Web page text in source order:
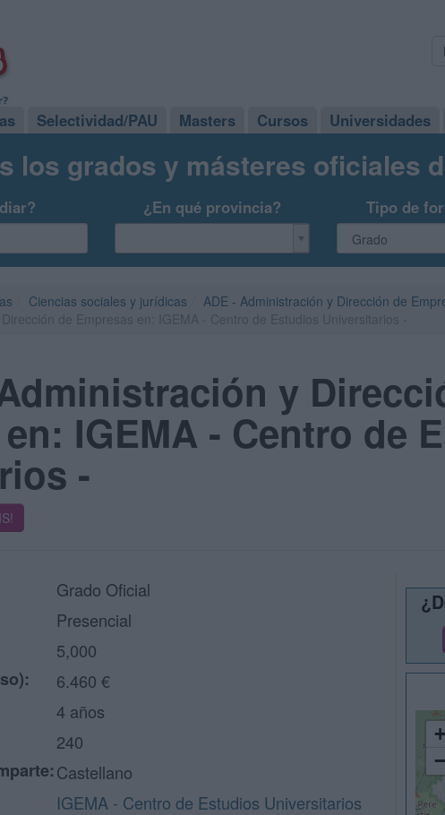
Selectividad/PAU Masters Cursos Universidades
los grados y másteres oficiales
¿En qué provincia? Tipo de
Ciencias sociales y jurídicas
ADE - Administración y Dirección de
y
IGEMA - Centro de
-
Grado Oficial
Presencial
5,000
6.460 €
4 años
240
Castellano
IGEMA - Centro de Estudios Universitarios
+
−